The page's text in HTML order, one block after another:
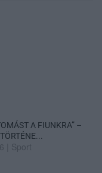
A FIUNKRA” –
Sport